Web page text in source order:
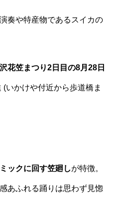
奏や特産物であるスイカの
花笠まつり2日目の8月28日
(いかけや付近から歩道橋ま
ックに回す笠廻しが特徴。
あふれる踊りは思わず見惚